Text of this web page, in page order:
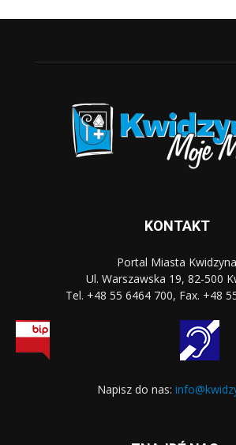
KONTAKT
Portal Miasta Kwidzyna
Ul. Warszawska 19, 82-500
Tel. +48 55 6464 700, Fax. +48
Napisz do nas: